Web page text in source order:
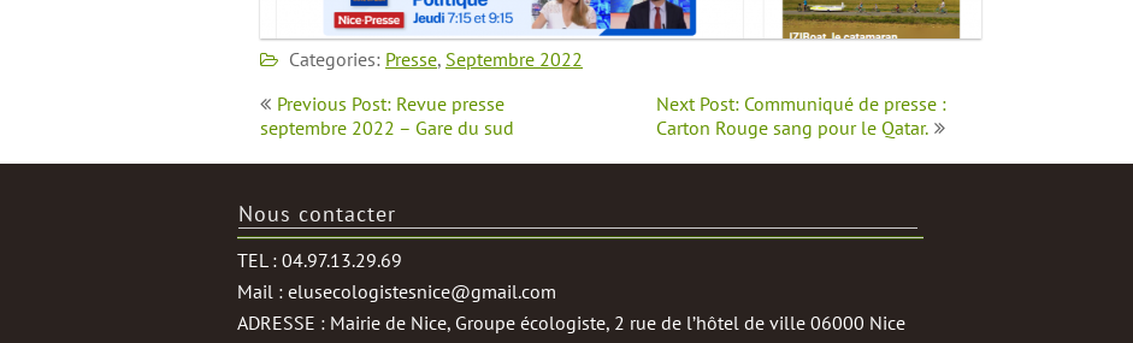
Categories: Presse, Septembre 2022
Navigation
de
l’article
Previous Post: Revue presse
septembre 2022 – Gare du sud
Next Post: Communiqué de presse :
Carton Rouge sang pour le Qatar.
Nous contacter
TEL : 04.97.13.29.69
Mail : elusecologistesnice@gmail.com
ADRESSE : Mairie de Nice, Groupe écologiste, 2 rue de l’hôtel de ville 06000 Nice